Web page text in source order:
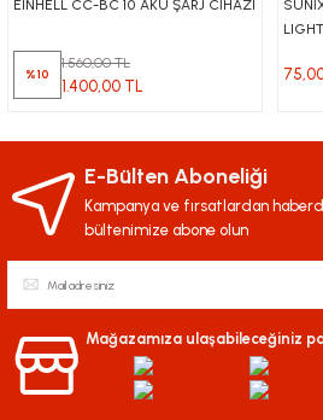
EINHELL CC-BC 10 AKÜ ŞARJ CİHAZI
%10
1.560,00 TL
1.400,00 TL
E-Bülten Aboneliği
Kampanya ve fırsatlardan
bültenimize abone olun
Mağazamıza ulaşabileceğiniz